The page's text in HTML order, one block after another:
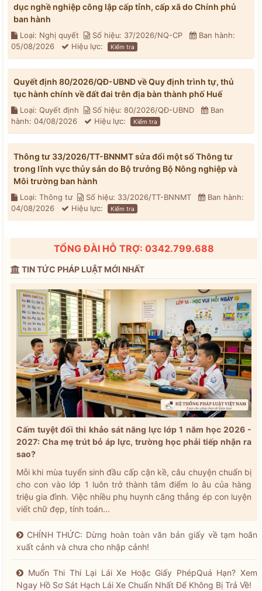
dục nghề nghiệp công lập cấp tỉnh, cấp xã do Chính phủ
ban hành
Loại: Nghị quyết Số hiệu: 37/2026/NQ-CP
Ban hành:
05/08/2026
Hiệu lực: Kiểm tra
Quyết định 80/2026/QĐ-UBND về Quy định trình tự, thủ
tục hành chính về đất đai trên địa bàn thành phố Huế
Loại: Quyết định Số hiệu: 80/2026/QĐ-UBND
Ban
hành: 04/08/2026
Hiệu lực: Kiểm tra
Thông tư 33/2026/TT-BNNMT sửa đổi một số Thông tư
trong lĩnh vực thủy sản do Bộ trưởng Bộ Nông nghiệp và
Môi trường ban hành
Loại: Thông tư Số hiệu: 33/2026/TT-BNNMT
Ban hành:
04/08/2026
Hiệu lực: Kiểm tra
TỔNG ĐÀI HỖ TRỢ: 0342.799.688
TIN TỨC PHÁP LUẬT MỚI NHẤT
Cấm tuyệt đối thi khảo sát năng lực lớp 1 năm học 2026 -
2027: Cha mẹ trút bỏ áp lực, trường học phải tiếp nhận ra
sao?
Mỗi khi mùa tuyển sinh đầu cấp cận kề, câu chuyện chuẩn bị
cho con vào lớp 1 luôn trở thành tâm điểm lo âu của hàng
triệu gia đình. Việc nhiều phụ huynh căng thẳng ép con luyện
viết chữ đẹp, tính toán...
CHÍNH THỨC: Dừng hoàn toàn văn bản giấy về tạm hoãn
xuất cảnh và chưa cho nhập cảnh!
Muốn Thi Thi Lại Lái Xe Hoặc Giấy PhépQuá Hạn? Xem
Ngay Hồ Sơ Sát Hạch Lái Xe Chuẩn Nhất Để Không Bị Trả Về!